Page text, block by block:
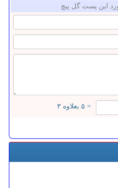
این پست گل پیچ
= ۵ بعلاوه ۳